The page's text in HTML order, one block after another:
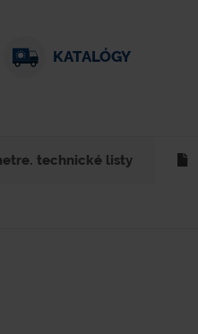
KATALÓGY
technické listy